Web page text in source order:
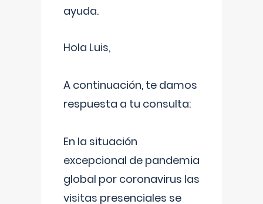
ayuda.
Hola Luis,
A continuación, te damos
respuesta a tu consulta:
En la situación
excepcional de pandemia
global por coronavirus las
visitas presenciales se